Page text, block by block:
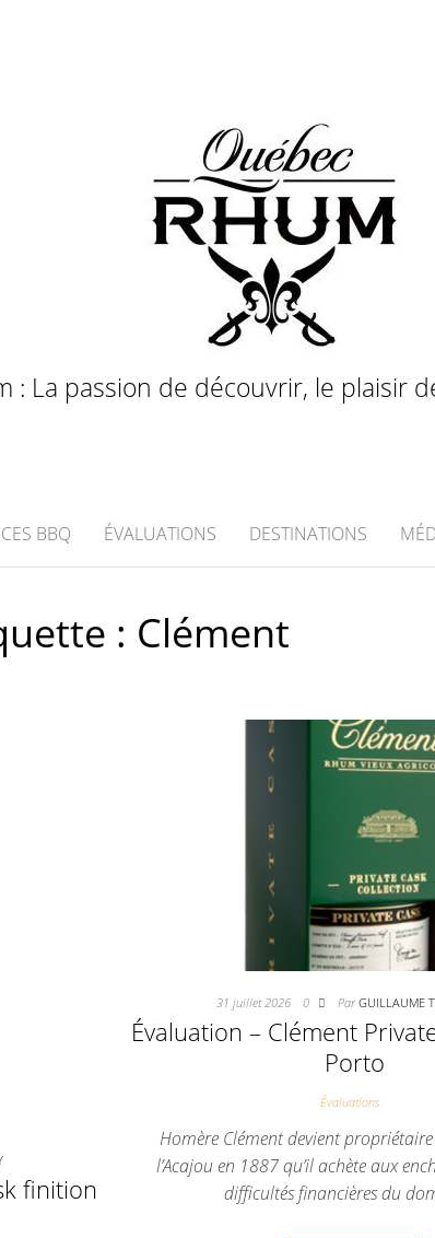
: La passion de découvrir, le plaisir
BBQ ÉVALUATIONS DESTINATIONS
: Clément
finition
31 juillet 2026 0 ParGUILLAUME
Évaluation – Clément
Porto
Évaluations
Homère Clément devient
l’Acajou en 1887 qu’il achète aux
difficultés financières du